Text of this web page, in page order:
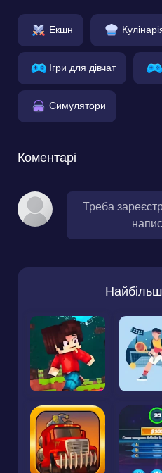
Екшн
Ігри для дівчат
Симулятори
Коментарі
Треба